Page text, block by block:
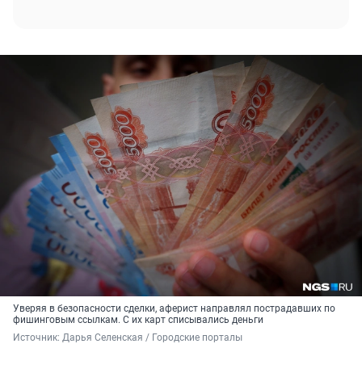
Уверяя в безопасности сделки, аферист направлял пострадавших по
фишинговым ссылкам. С их карт списывались деньги
Источник: Дарья Селенская / Городские порталы